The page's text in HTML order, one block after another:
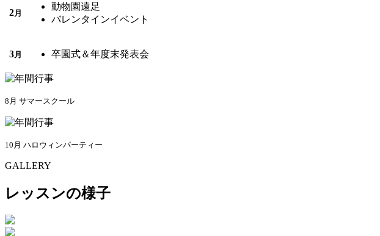
2月
動物園遠足
バレンタインイベント
3月 卒園式＆年度末発表会
8月 サマースクール
10月 ハロウィンパーティー
GALLERY
レッスンの様子